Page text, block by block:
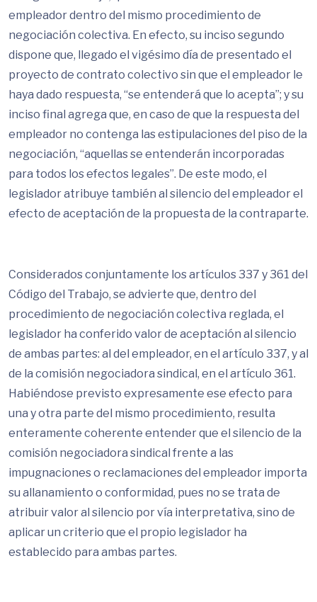
empleador dentro del mismo procedimiento de
negociación colectiva. En efecto, su inciso segundo
dispone que, llegado el vigésimo día de presentado el
proyecto de contrato colectivo sin que el empleador le
haya dado respuesta, “se entenderá que lo acepta”; y su
inciso final agrega que, en caso de que la respuesta del
empleador no contenga las estipulaciones del piso de la
negociación, “aquellas se entenderán incorporadas
para todos los efectos legales”. De este modo, el
legislador atribuye también al silencio del empleador el
efecto de aceptación de la propuesta de la contraparte.
Considerados conjuntamente los artículos 337 y 361 del
Código del Trabajo, se advierte que, dentro del
procedimiento de negociación colectiva reglada, el
legislador ha conferido valor de aceptación al silencio
de ambas partes: al del empleador, en el artículo 337, y al
de la comisión negociadora sindical, en el artículo 361.
Habiéndose previsto expresamente ese efecto para
una y otra parte del mismo procedimiento, resulta
enteramente coherente entender que el silencio de la
comisión negociadora sindical frente a las
impugnaciones o reclamaciones del empleador importa
su allanamiento o conformidad, pues no se trata de
atribuir valor al silencio por vía interpretativa, sino de
aplicar un criterio que el propio legislador ha
establecido para ambas partes.